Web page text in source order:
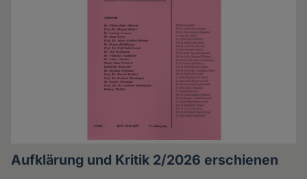
Aufklärung und Kritik 2/2026 erschienen